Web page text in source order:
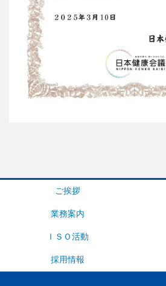
ご挨拶
業務案内
ＩＳＯ活動
採用情報